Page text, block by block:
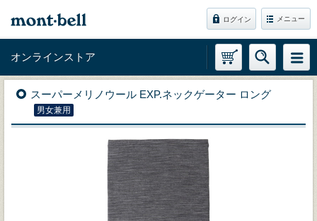
ログイン メニュー
オンラインストア
スーパーメリノウール EXP.ネックゲーター ロング
男女兼用